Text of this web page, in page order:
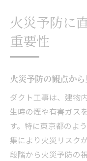
火災予防に
重要性
火災予防の観点か
ダクト工事は、建物
生時の煙や有害ガス
す。特に東京都のよ
集により火災リスク
段階から火災予防の